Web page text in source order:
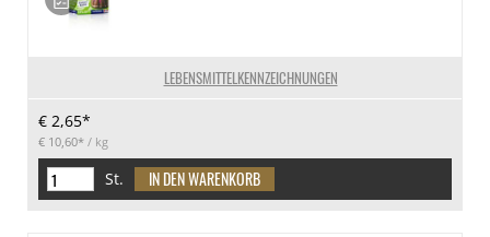
LEBENSMITTELKENNZEICHNUNGEN
€ 2,65*
€ 10,60* / kg
St.